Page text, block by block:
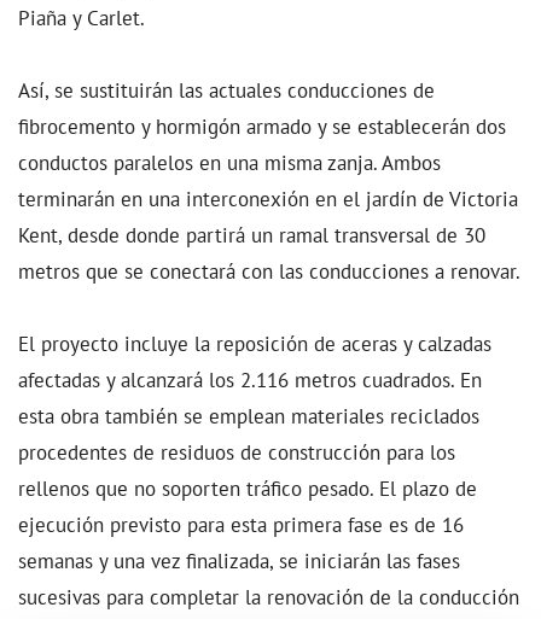
Piaña y Carlet.
Así, se sustituirán las actuales conducciones de
fibrocemento y hormigón armado y se establecerán dos
conductos paralelos en una misma zanja. Ambos
terminarán en una interconexión en el jardín de Victoria
Kent, desde donde partirá un ramal transversal de 30
metros que se conectará con las conducciones a renovar.
El proyecto incluye la reposición de aceras y calzadas
afectadas y alcanzará los 2.116 metros cuadrados. En
esta obra también se emplean materiales reciclados
procedentes de residuos de construcción para los
rellenos que no soporten tráfico pesado. El plazo de
ejecución previsto para esta primera fase es de 16
semanas y una vez finalizada, se iniciarán las fases
sucesivas para completar la renovación de la conducción